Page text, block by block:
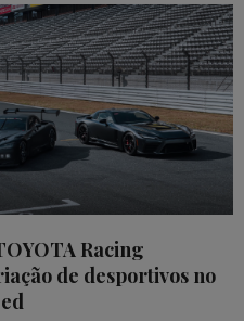
Racing
de desportivos no